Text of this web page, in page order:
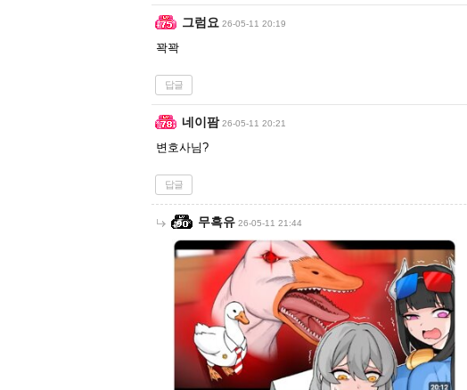
그럼요 26-05-11 20:19
꽉꽉
답글
네이팜 26-05-11 20:21
변호사님?
답글
무흑유 26-05-11 21:44